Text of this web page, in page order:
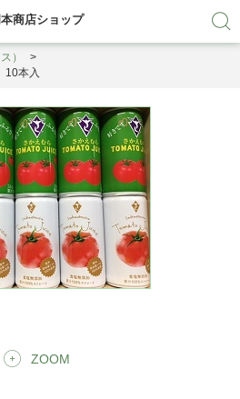
本商店ショップ
）
10本入
ZOOM